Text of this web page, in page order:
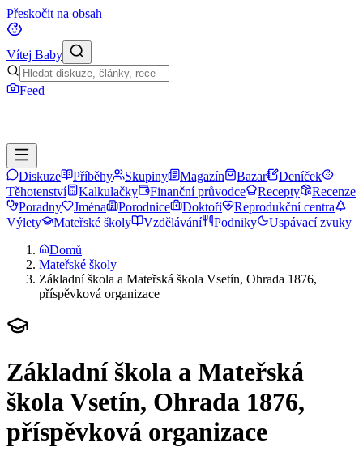
Přeskočit na obsah
Vítej Baby
Feed
Diskuze Příběhy Skupiny Magazín Bazar
Deníček
Těhotenství
Kalkulačky Finanční průvodce Recepty
Recenze
Poradny
Jména Porodnice Doktoři
Reprodukční centra
Výlety
Mateřské školy Vzdělávání Podniky
Uspávací zvuky
Domů
Mateřské školy
Základní škola a Mateřská škola Vsetín, Ohrada 1876,
příspěvková organizace
Základní škola a Mateřská
škola Vsetín, Ohrada 1876,
příspěvková organizace